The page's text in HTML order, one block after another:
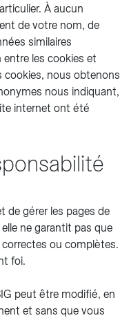
À aucun
de votre nom, de
similaires
entre les cookies et
cookies, nous obtenons
nous indiquant,
internet ont été
de gérer les pages de
ne garantit pas que
ou complètes.
foi.
peut être modifié, en
et sans que vous